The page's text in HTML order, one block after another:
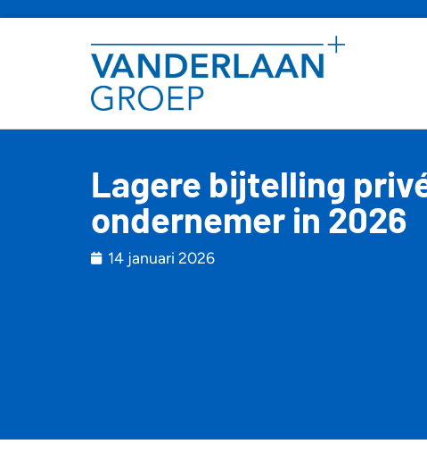
Lagere bijtelling
ondernemer in 2026
14 januari 2026